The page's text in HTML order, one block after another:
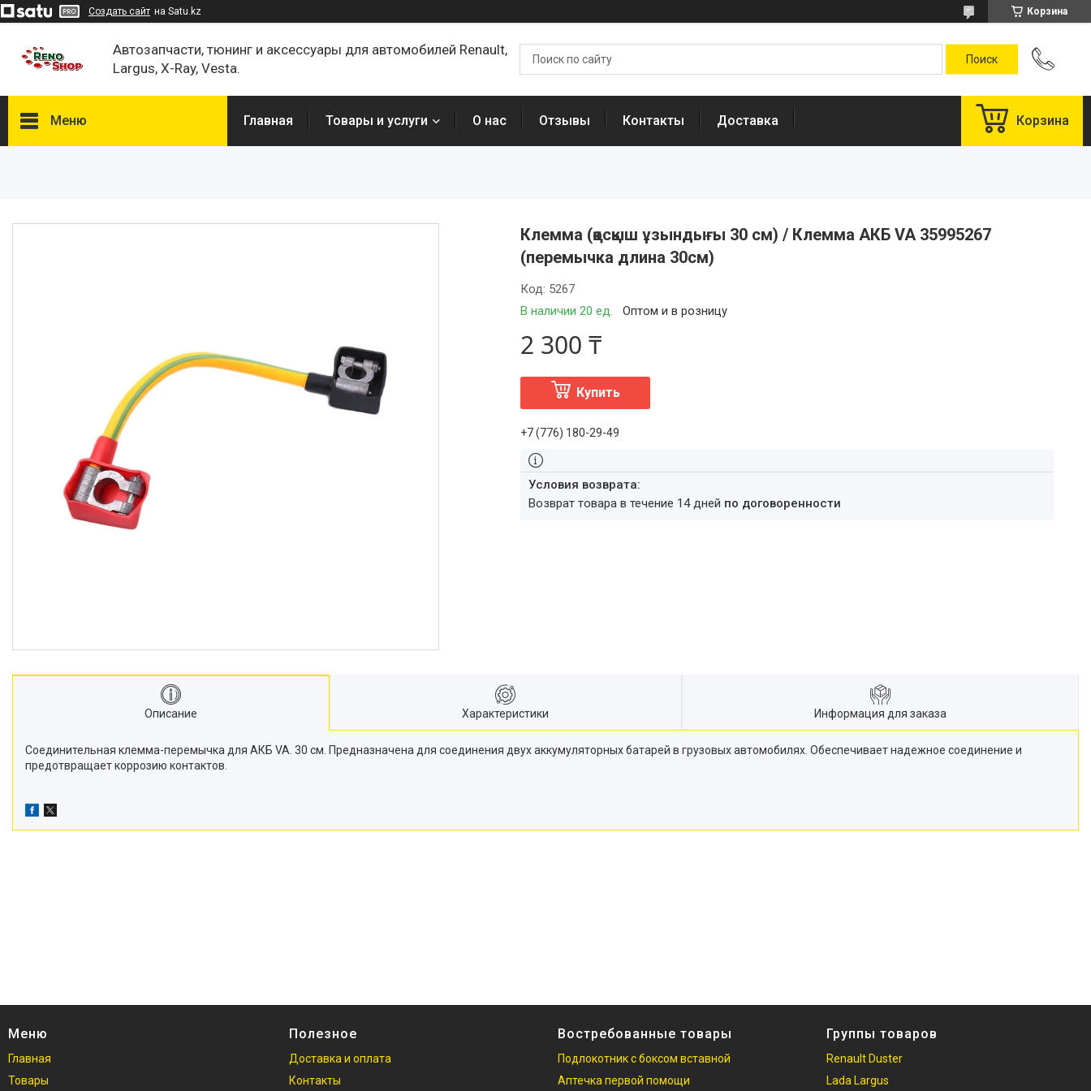
Создать сайт на Satu.kz Корзина
Автозапчасти, тюнинг и аксессуары для автомобилей Renault,
Largus, X-Ray, Vesta.
Меню Главная Товары и услуги О нас Отзывы Контакты Доставка Корзина
Клемма (қосқыш ұзындығы 30 см) / Клемма АКБ VA 35995267
(перемычка длина 30см)
В наличии 20 ед. Оптом и в розницу
Код: 5267
2 300 ₸
Купить
+7 (776) 180-29-49
возврат товара в течение 14 дней по договоренности
Описание Характеристики Информация для заказа
Соединительная клемма-перемычка для АКБ VA. 30 см. Предназначена для соединения двух аккумуляторных батарей в грузовых автомобилях. Обеспечивает надежное соединение и
предотвращает коррозию контактов.
Меню
Главная
Товары
Полезное
Доставка и оплата
Контакты
Востребованные товары
Подлокотник с боксом вставной
Аптечка первой помощи
Группы товаров
Renault Duster
Lada Largus